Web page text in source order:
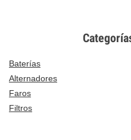
Baterías
Alternadores
Faros
Filtros